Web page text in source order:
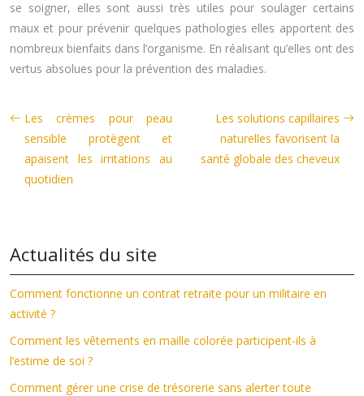
se soigner, elles sont aussi très utiles pour soulager certains
maux et pour prévenir quelques pathologies elles apportent des
nombreux bienfaits dans l’organisme. En réalisant qu’elles ont des
vertus absolues pour la prévention des maladies.
Les crèmes pour peau
sensible protègent et
apaisent les irritations au
quotidien
Les solutions capillaires
naturelles favorisent la
santé globale des cheveux
Actualités du site
Comment fonctionne un contrat retraite pour un militaire en
activité ?
Comment les vêtements en maille colorée participent-ils à
l’estime de soi ?
Comment gérer une crise de trésorerie sans alerter toute